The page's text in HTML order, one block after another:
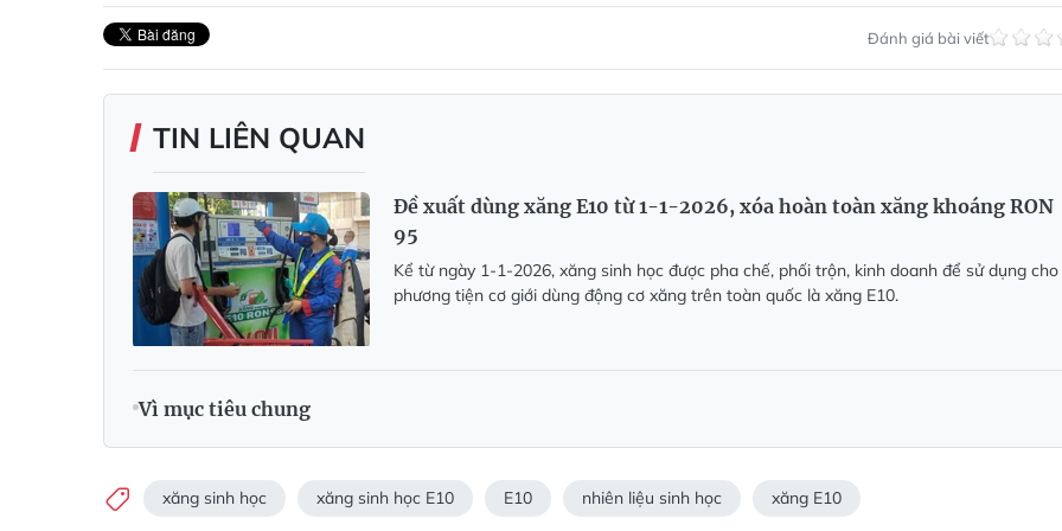
Đánh giá bài viết
TIN LIÊN QUAN
Đề xuất dùng xăng E10 từ 1-1-2026, xóa hoàn toàn xăng khoáng RON
95
Kể từ ngày 1-1-2026, xăng sinh học được pha chế, phối trộn, kinh doanh để sử dụng cho
phương tiện cơ giới dùng động cơ xăng trên toàn quốc là xăng E10.
Vì mục tiêu chung
xăng sinh học xăng sinh học E10 E10 nhiên liệu sinh học xăng E10